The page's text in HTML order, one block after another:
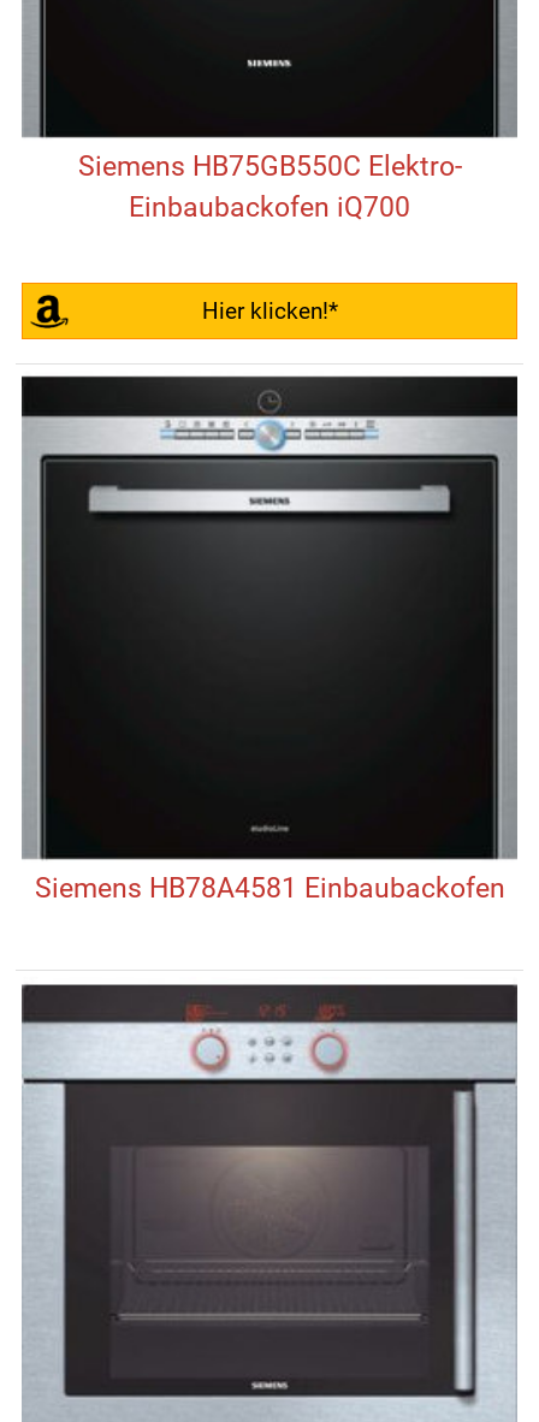
Siemens HB75GB550C Elektro-
Einbaubackofen iQ700
Hier klicken!*
Siemens HB78A4581 Einbaubackofen